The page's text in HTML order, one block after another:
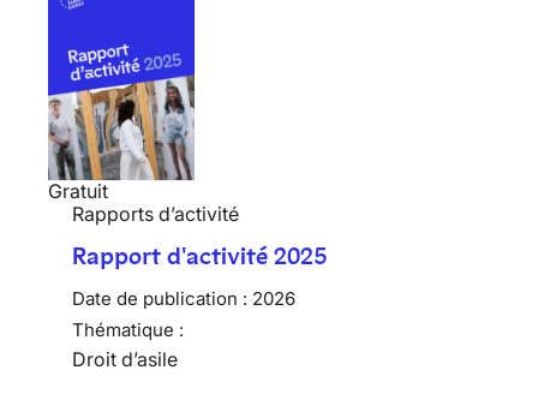
Gratuit
Rapports d’activité
Rapport d'activité 2025
Date de publication : 2026
Thématique :
Droit d’asile